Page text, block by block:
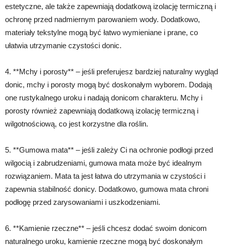
estetyczne, ale także zapewniają dodatkową izolację termiczną i
ochronę przed nadmiernym parowaniem wody. Dodatkowo,
materiały tekstylne mogą być łatwo wymieniane i prane, co
ułatwia utrzymanie czystości donic.
4. **Mchy i porosty** – jeśli preferujesz bardziej naturalny wygląd
donic, mchy i porosty mogą być doskonałym wyborem. Dodają
one rustykalnego uroku i nadają donicom charakteru. Mchy i
porosty również zapewniają dodatkową izolację termiczną i
wilgotnościową, co jest korzystne dla roślin.
5. **Gumowa mata** – jeśli zależy Ci na ochronie podłogi przed
wilgocią i zabrudzeniami, gumowa mata może być idealnym
rozwiązaniem. Mata ta jest łatwa do utrzymania w czystości i
zapewnia stabilność donicy. Dodatkowo, gumowa mata chroni
podłogę przed zarysowaniami i uszkodzeniami.
6. **Kamienie rzeczne** – jeśli chcesz dodać swoim donicom
naturalnego uroku, kamienie rzeczne mogą być doskonałym